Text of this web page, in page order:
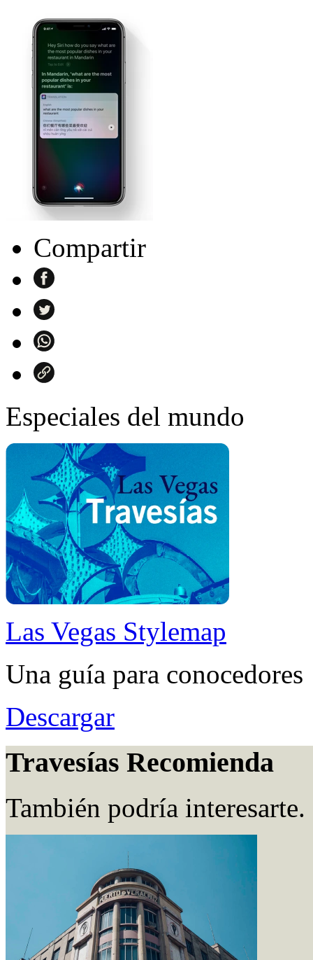
Compartir
Especiales del mundo
Las Vegas Stylemap
Una guía para conocedores
Descargar
Travesías Recomienda
También podría interesarte.